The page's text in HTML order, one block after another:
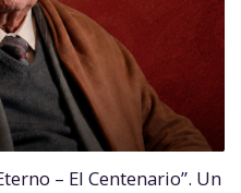
– El Centenario”. Un